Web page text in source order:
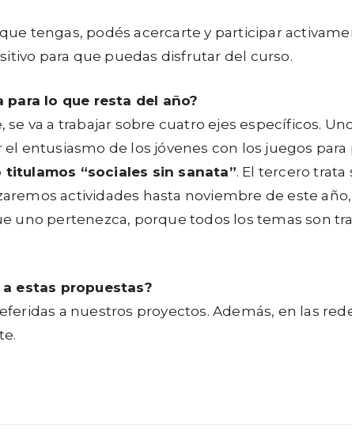
tengas, podés acercarte y participar
para que puedas disfrutar del curso.
para lo que resta del año?
va a trabajar sobre cuatro ejes específicos.
entusiasmo de los jóvenes con los juegos
“sociales sin sanata”. El tercero trata
actividades hasta noviembre de este
uno pertenezca, porque todos los temas son
estas propuestas?
a nuestros proyectos. Además, en las